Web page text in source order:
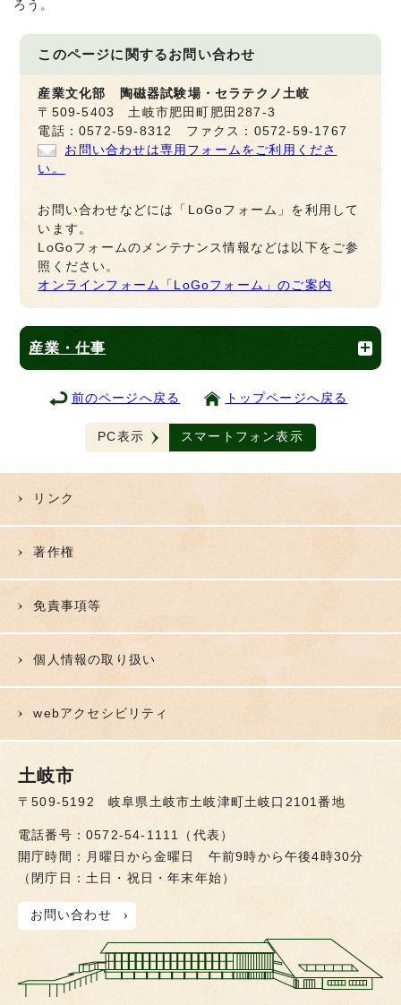
ろう。
このページに関するお問い合わせ
産業文化部 陶磁器試験場・セラテクノ土岐
〒509-5403 土岐市肥田町肥田287-3
電話：0572-59-8312 ファクス：0572-59-1767
お問い合わせは専用フォームをご利用くださ
い。
お問い合わせなどには「LoGoフォーム」を利用して
います。
LoGoフォームのメンテナンス情報などは以下をご参
照ください。
オンラインフォーム「LoGoフォーム」のご案内
産業・仕事
前のページへ戻る トップページへ戻る
PC表示 スマートフォン表示
リンク
著作権
免責事項等
個人情報の取り扱い
webアクセシビリティ
土岐市
〒509-5192 岐阜県土岐市土岐津町土岐口2101番地
電話番号：0572-54-1111（代表）
開庁時間：月曜日から金曜日 午前9時から午後4時30分
（閉庁日：土日・祝日・年末年始）
お問い合わせ